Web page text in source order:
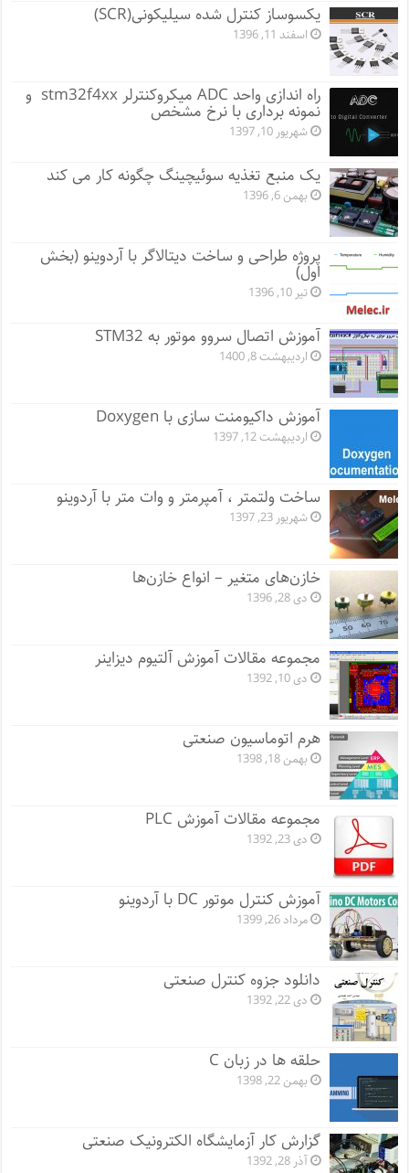
یکسوساز کنترل شده سیلیکونی(SCR)
اسفند 11, 1396
راه اندازی واحد ADC میکروکنترلر stm32f4xx و
نمونه برداری با نرخ مشخص
شهریور 10, 1397
یک منبع تغذیه سوئیچینگ چگونه کار می کند
بهمن 6, 1396
پروژه طراحی و ساخت دیتالاگر با آردوینو (بخش
اول)
تیر 10, 1396
آموزش اتصال سروو موتور به STM32
اردیبهشت 8, 1400
آموزش داکیومنت سازی با Doxygen
اردیبهشت 12, 1397
ساخت ولتمتر ، آمپرمتر و وات متر با آردوینو
شهریور 23, 1397
خازن‌های متغیر – انواع خازن‌ها
دی 28, 1396
مجموعه مقالات آموزش آلتیوم دیزاینر
دی 10, 1392
هرم اتوماسیون صنعتی
بهمن 18, 1398
مجموعه مقالات آموزش PLC
دی 23, 1392
آموزش کنترل موتور DC با آردوینو
مرداد 26, 1399
دانلود جزوه کنترل صنعتی
دی 22, 1392
حلقه ها در زبان C
بهمن 22, 1398
گزارش کار آزمایشگاه الکترونیک صنعتی
آذر 28, 1392